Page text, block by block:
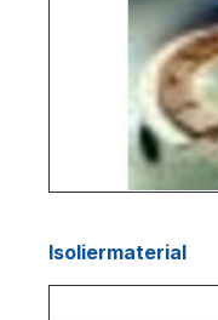
Isoliermaterial